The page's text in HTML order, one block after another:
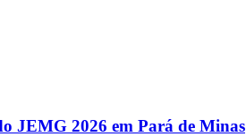
JEMG 2026 em Pará de Minas